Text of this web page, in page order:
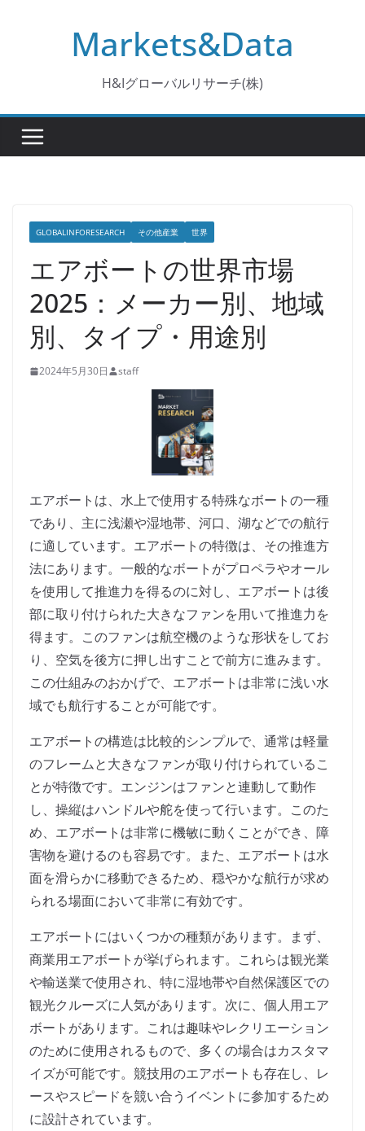
Markets&Data
H&Iグローバルリサーチ(株)
GLOBALINFORESEARCH その他産業 世界
エアボートの世界市場
2025：メーカー別、地域
別、タイプ・用途別
2024年5月30日 staff
エアボートは、水上で使用する特殊なボートの一種
であり、主に浅瀬や湿地帯、河口、湖などでの航行
に適しています。エアボートの特徴は、その推進方
法にあります。一般的なボートがプロペラやオール
を使用して推進力を得るのに対し、エアボートは後
部に取り付けられた大きなファンを用いて推進力を
得ます。このファンは航空機のような形状をしてお
り、空気を後方に押し出すことで前方に進みます。
この仕組みのおかげで、エアボートは非常に浅い水
域でも航行することが可能です。
エアボートの構造は比較的シンプルで、通常は軽量
のフレームと大きなファンが取り付けられているこ
とが特徴です。エンジンはファンと連動して動作
し、操縦はハンドルや舵を使って行います。このた
め、エアボートは非常に機敏に動くことができ、障
害物を避けるのも容易です。また、エアボートは水
面を滑らかに移動できるため、穏やかな航行が求め
られる場面において非常に有効です。
エアボートにはいくつかの種類があります。まず、
商業用エアボートが挙げられます。これらは観光業
や輸送業で使用され、特に湿地帯や自然保護区での
観光クルーズに人気があります。次に、個人用エア
ボートがあります。これは趣味やレクリエーション
のために使用されるもので、多くの場合はカスタマ
イズが可能です。競技用のエアボートも存在し、レ
ースやスピードを競い合うイベントに参加するため
に設計されています。